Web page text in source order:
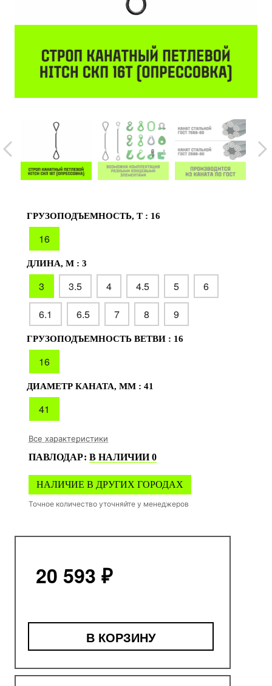
ГРУЗОПОДЪЕМНОСТЬ, Т : 16
16
ДЛИНА, М : 3
3 3.5 4 4.5 5
6
6.1
6.5 7 8 9
ГРУЗОПОДЪЕМНОСТЬ ВЕТВИ : 16
16
ДИАМЕТР КАНАТА, ММ : 41
41
Все характеристики
ПАВЛОДАР: В НАЛИЧИИ0
НАЛИЧИЕ В ДРУГИХ ГОРОДАХ
Точное количество уточняйте у менеджеров
20 593 ₽
В КОРЗИНУ